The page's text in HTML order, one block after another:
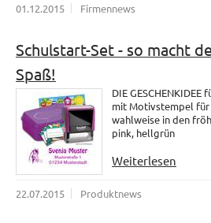
01.12.2015 Firmennews
Schulstart-Set - so macht
Spaß!
DIE
mit Motivstempel für
wahlweise in den
pink, hellgrün
Weiterlesen
22.07.2015 Produktnews